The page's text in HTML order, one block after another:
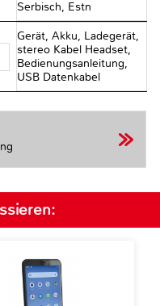
Serbisch, Estn
Gerät, Akku, Ladegerät,
stereo Kabel Headset,
Bedienungsanleitung,
USB Datenkabel